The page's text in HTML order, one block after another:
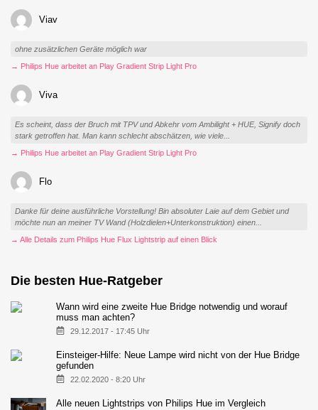
Viav
ohne zusätzlichen Geräte möglich war
→ Philips Hue arbeitet an Play Gradient Strip Light Pro
Viva
Es scheint, dass der Bruch mit TPV und Abkehr vom Ambilight + HUE, Signify doch
stark getroffen hat. Man kann schlecht abschätzen, wie viele...
→ Philips Hue arbeitet an Play Gradient Strip Light Pro
Flo
Danke für deine ausführliche Vorstellung! Bin absoluter Laie auf dem Gebiet und
möchte nun an meiner TV Wand (Holzdielen+Unterkonstruktion) einen...
→ Alle Details zum Philips Hue Flux Lightstrip auf einen Blick
Die besten Hue-Ratgeber
Wann wird eine zweite Hue Bridge notwendig und worauf
muss man achten?
29.12.2017 - 17:45 Uhr
Einsteiger-Hilfe: Neue Lampe wird nicht von der Hue Bridge
gefunden
22.02.2020 - 8:20 Uhr
Alle neuen Lightstrips von Philips Hue im Vergleich